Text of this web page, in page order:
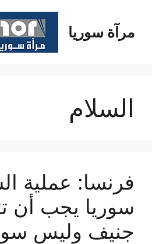
المحتوىمرآة سوريا
السلام
فرنسا: عملية
سوريا يجب أن
جنيف وليس